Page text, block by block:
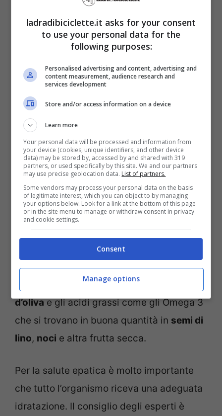
carciofiad avere un ottimo ruolo sotto
questo aspetto perchéstimolano la
e aiutano
nell’eliminazione delle tossine. Al tempo
stesso, proteggono dai danni ossidativi
con le loro sostanzeantiossidanti.
Fa bene anche inserire nell’alimentazione
aglioecipolla. Sempre con funzione
detossinante, si possono sfruttare anche le
loroproprietà antibatteriche e antivirali
che puliscono bene il fegato. A questo
scopo c’è pure lacurcumache con la sua
curcumina svolge un’azione
antinfiammatoria. Sono benefici anche i
grassi monoinsaturi contenuti nell’
d’olivae gli acidi grassi come gli Omega 3
che si trovano in buona quantità in semi di
lino, noci e altra frutta secca.
Per la salute epatica è molto importante
che tutto l’organismo riceva una adeguata
idratazione. Il consiglio degli esperti è
ladradibiciclette.it asks for your consent
to use your personal data for the
following purposes:
Personalised advertising and content, advertising and
content measurement, audience research and
services development
Store and/or access information on a device
Learn more
Your personal data will be processed and information from
your device (cookies, unique identifiers, and other device
data) may be stored by, accessed by and shared with 319
partners, or used specifically by this site. We and our partners
may use precise geolocation data. List of partners.
Some vendors may process your personal data on the basis
of legitimate interest, which you can object to by managing
your options below. Look for a link at the bottom of this page
or in the site menu to manage or withdraw consent in privacy
and cookie settings.
Consent
Manage options